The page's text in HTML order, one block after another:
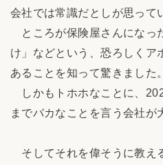
会社では常識だとしが思って
ところが保険屋さんにな
け」などという、恐ろしくア
あることを知って驚きました。
しかもトホホなことに、
までバカなことを言う会社
そしてそれを偉そうに教え